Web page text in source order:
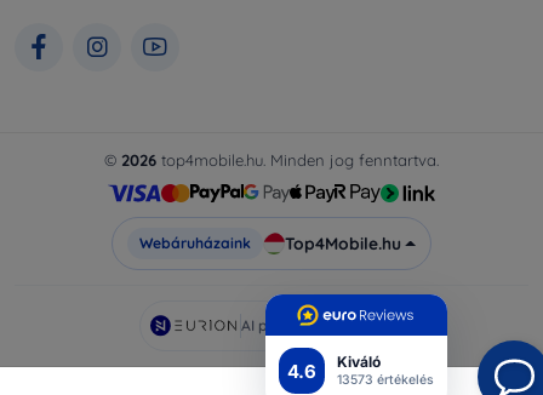
4.6 Kiváló
13573 értékelés
© 2026 top4mobile.hu. Minden jog fenntartva.
Webáruházaink Top4Mobile.hu
AI powered byEurion